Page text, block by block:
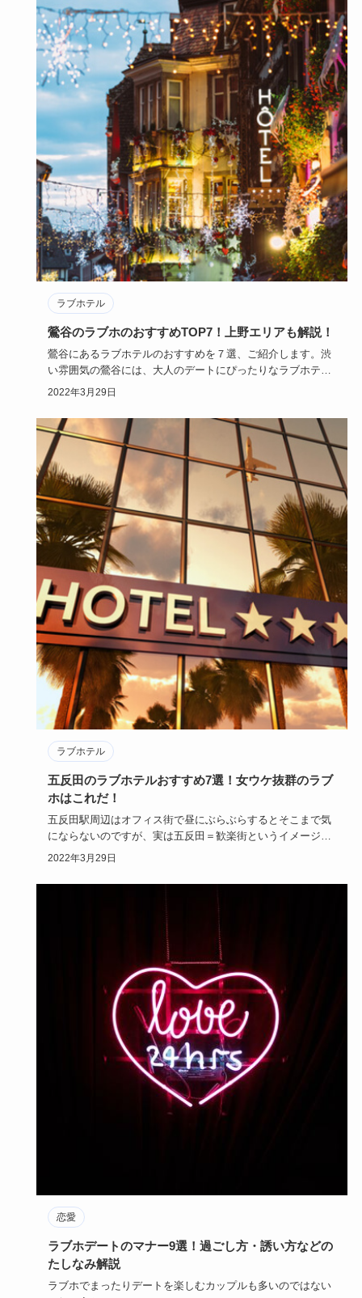
ラブホテル
鶯谷のラブホのおすすめTOP7！上野エリアも解説！
鶯谷にあるラブホテルのおすすめを７選、ご紹介します。渋
い雰囲気の鶯谷には、大人のデートにぴったりなラブホテル
がたくさんあり…
2022年3月29日
ラブホテル
五反田のラブホテルおすすめ7選！女ウケ抜群のラブ
ホはこれだ！
五反田駅周辺はオフィス街で昼にぶらぶらするとそこまで気
にならないのですが、実は五反田＝歓楽街というイメージも
定着しています…
2022年3月29日
恋愛
ラブホデートのマナー9選！過ごし方・誘い方などの
たしなみ解説
ラブホでまったりデートを楽しむカップルも多いのではない